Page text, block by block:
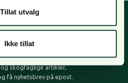
Tillat utvalg
Ikke tillat
skogfaglige artikler,
få nyhetsbrev på epost.